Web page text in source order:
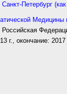
Санкт-Петербург
Российская
г., окончание: 2017